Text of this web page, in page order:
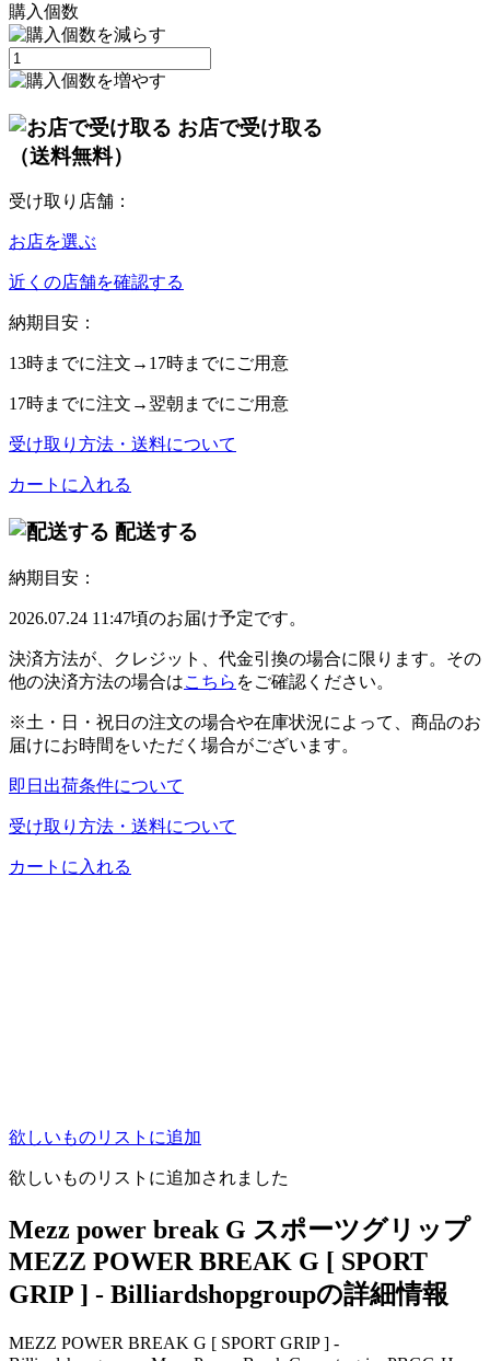
購入個数
お店で受け取る
（送料無料）
受け取り店舗：
お店を選ぶ
近くの店舗を確認する
納期目安：
13時までに注文→ 17時までにご用意
17時までに注文→ 翌朝 までにご用意
受け取り方法・送料について
カートに入れる
配送する
納期目安：
2026.07.24 11:47頃のお届け予定です。
決済方法が、クレジット、代金引換の場合に限ります。その
他の決済方法の場合はこちら をご確認ください。
※土・日・祝日の注文の場合や在庫状況によって、商品のお
届けにお時間をいただく場合がございます。
即日出荷条件について
受け取り方法・送料について
カートに入れる
欲しいものリストに追加
欲しいものリストに追加されました
Mezz power break G スポーツグリップ
MEZZ POWER BREAK G [ SPORT
GRIP ] - Billiardshopgroupの詳細情報
MEZZ POWER BREAK G [ SPORT GRIP ] -